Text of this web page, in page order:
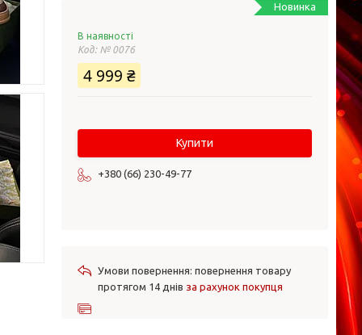
Новинка
В наявності
Код: № 0076
4 999 ₴
Купити
+380 (66) 230-49-77
повернення товару
протягом 14 днів за рахунок покупця